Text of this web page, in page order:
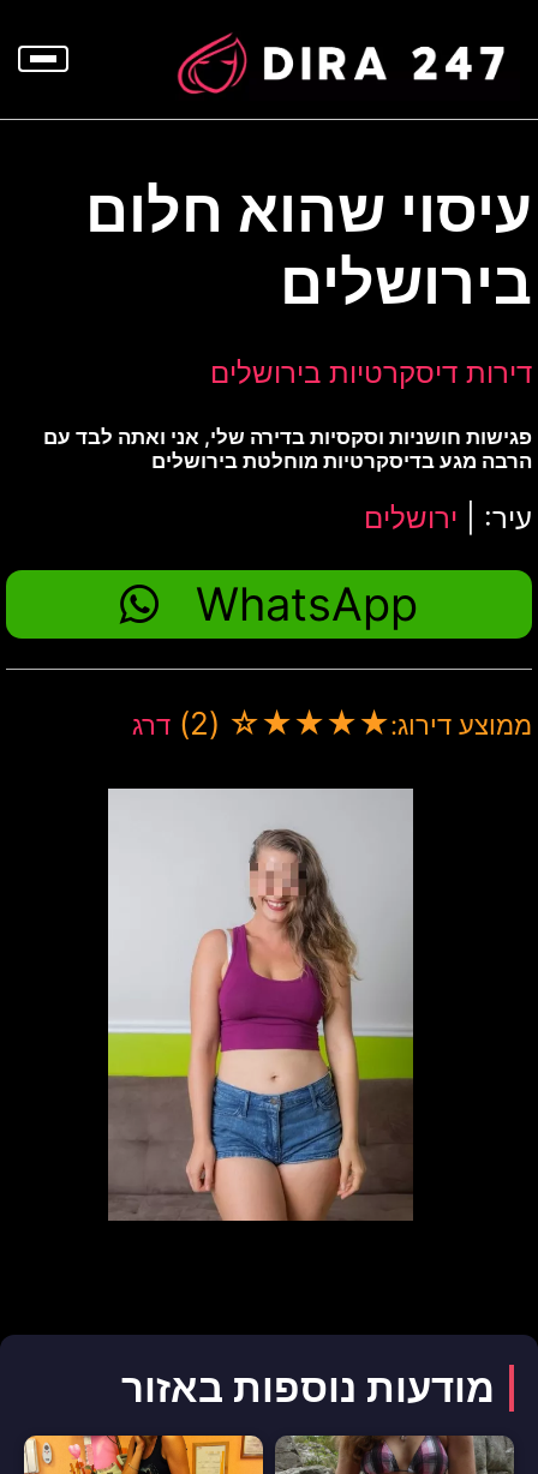
עיסוי שהוא חלום
בירושלים
דירות דיסקרטיות בירושלים
פגישות חושניות וסקסיות בדירה שלי, אני ואתה לבד עם
הרבה מגע בדיסקרטיות מוחלטת בירושלים
עיר: | ירושלים
WhatsApp
ממוצע דירוג:★
★
★
★
☆
(2) דרג
מודעות נוספות באזור